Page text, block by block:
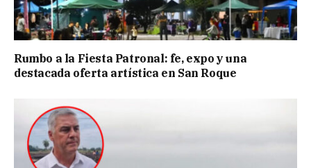
Rumbo a la Fiesta Patronal: fe, expo y una
destacada oferta artística en San Roque